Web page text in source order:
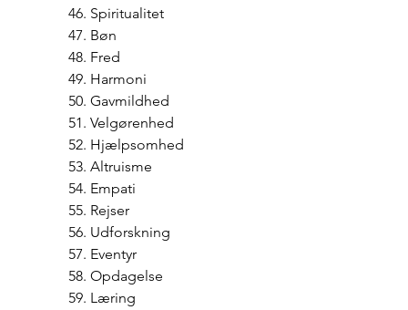
46. Spiritualitet
47. Bøn
48. Fred
49. Harmoni
50. Gavmildhed
51. Velgørenhed
52. Hjælpsomhed
53. Altruisme
54. Empati
55. Rejser
56. Udforskning
57. Eventyr
58. Opdagelse
59. Læring